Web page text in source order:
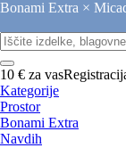
Bonami Extra ×
10 € za vas
Kategorije
Prostor
Bonami Extra
Navdih